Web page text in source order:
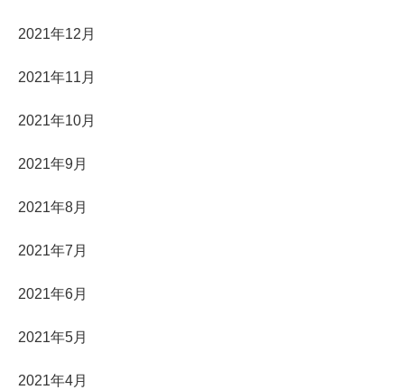
2021年12月
2021年11月
2021年10月
2021年9月
2021年8月
2021年7月
2021年6月
2021年5月
2021年4月